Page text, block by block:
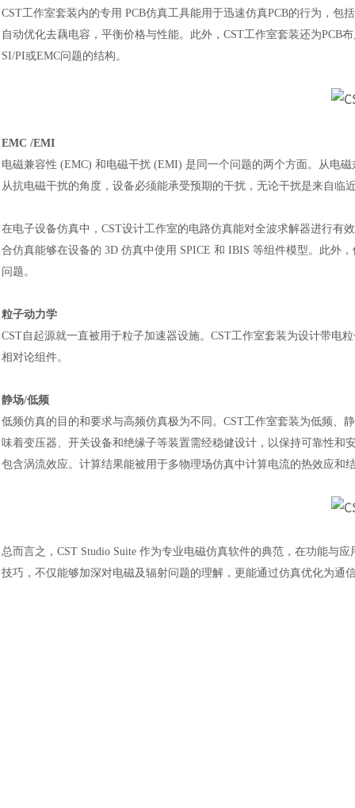
CST工作室套装内的专用 PCB仿真工具能用于迅速仿真PCB的行为，
自动优化去藕电容，平衡价格与性能。此外，CST工作室套装还为PCB
SI/PI或EMC问题的结构。
EMC /EMI
电磁兼容性 (EMC) 和电磁干扰 (EMI) 是同一个问题的两个方面。从电
从抗电磁干扰的角度，设备必须能承受预期的干扰，无论干扰是来自
在电子设备仿真中， CST设计工作室的电路仿真能对全波求解器进行有
合仿真能够在设备的 3D 仿真中使用 SPICE 和 IBIS 等组件模型。此外
问题。
粒子动力学
CST自起源就一直被用于粒子加速器设施。CST工作室套装为设计带电
相对论组件。
静场/低频
低频仿真的目的和要求与高频仿真极为不同。 CST工作室套装为低频、
味着变压器、开关设备和绝缘子等装置需经稳健设计，以保持可靠性和
包含涡流效应。计算结果能被用于多物理场仿真中计算电流的热效应和
总而言之， CST Studio Suite 作为专业电磁仿真软件的典范，在功能与
技巧，不仅能够加深对电磁及辐射问题的理解，更能通过仿真优化为通